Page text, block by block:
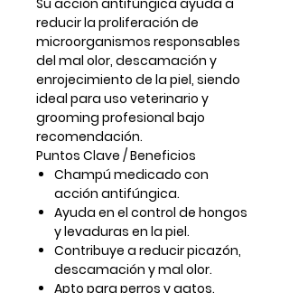
reducir la proliferación de
microorganismos responsables
del mal olor, descamación y
enrojecimiento de la piel, siendo
ideal para uso veterinario y
grooming profesional bajo
recomendación.
Puntos Clave / Beneficios
Champú medicado con
acción antifúngica.
Ayuda en el control de hongos
y levaduras en la piel.
Contribuye a reducirpicazón,
descamación y mal olor.
Apto para perros y gatos.